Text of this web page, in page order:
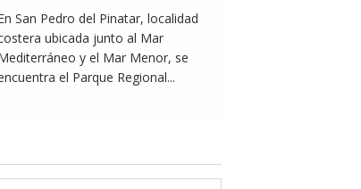
San Pedro del Pinatar, localidad
ubicada junto al Mar
y el Mar Menor, se
el Parque Regional...